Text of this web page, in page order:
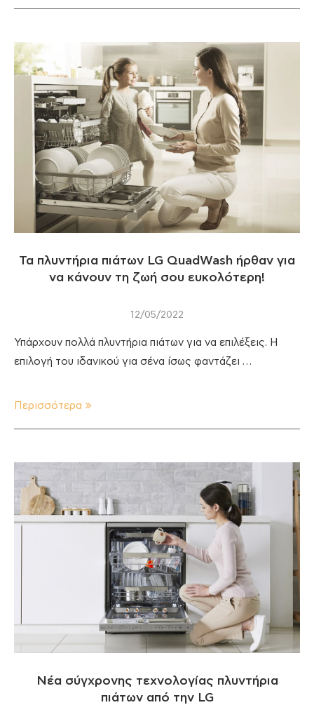
Τα πλυντήρια πιάτων LG QuadWash ήρθαν για
να κάνουν τη ζωή σου ευκολότερη!
12/05/2022
Υπάρχουν πολλά πλυντήρια πιάτων για να επιλέξεις. Η
επιλογή του ιδανικού για σένα ίσως φαντάζει …
Περισσότερα
Νέα σύγχρονης τεχνολογίας πλυντήρια
πιάτων από την LG